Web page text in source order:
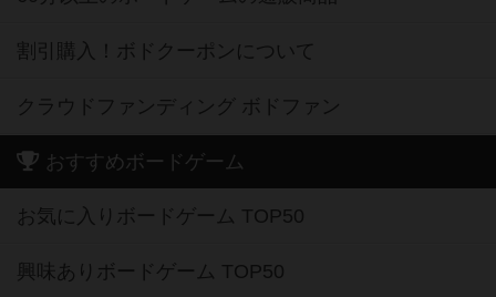
割引購入！ボドクーポンについて
クラウドファンディング ボドファン
おすすめボードゲーム
お気に入りボードゲーム TOP50
興味ありボードゲーム TOP50